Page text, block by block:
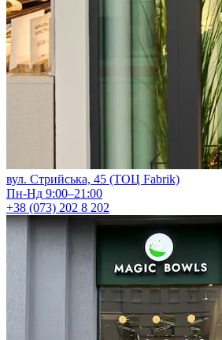
вул. Стрийська, 45 (ТОЦ Fabrik)
Пн-Нд 9:00–21:00
+38 (073) 202 8 202